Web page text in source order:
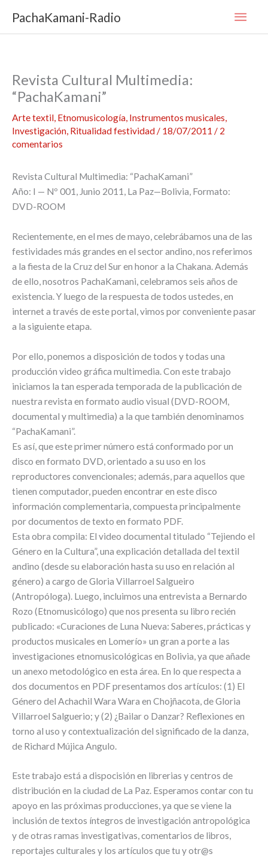
contenido
PachaKamani-Radio
Revista Cultural Multimedia:
“PachaKamani”
Arte textil, Etnomusicología, Instrumentos musicales,
Investigación, Ritualidad festividad/ 18/07/2011 / 2
comentarios
Revista Cultural Multimedia: “PachaKamani”
Año: I — Nº 001, Junio 2011, La Paz—Bolivia, Formato:
DVD-ROOM
Recientemente, en el mes de mayo, celebrábamos una de las
festividades más grandes en el sector andino, nos referimos
a la fiesta de la Cruz del Sur en honor a la Chakana. Además
de ello, nosotros PachaKamani, celebramos seis años de
existencia. Y luego de la respuesta de todos ustedes, en
internet a través de este portal, vimos por conveniente pasar
a la siguiente etapa.
Por ello, ponemos a disposición de todos y todas una
producción video gráfica multimedia. Con este trabajo
iniciamos la tan esperada temporada de la publicación de
nuestra revista en formato audio visual (DVD-ROOM,
documental y multimedia) a la que también denominamos
“PachaKamani”.
Es así, que este primer número está conformado por un
disco en formato DVD, orientado a su uso en los
reproductores convencionales; además, para aquellos que
tienen computador, pueden encontrar en este disco
información complementaria, compuesta principalmente
por documentos de texto en formato PDF.
Esta obra compila: El video documental titulado “Tejiendo el
Género en la Cultura”, una explicación detallada del textil
andino (desde su elaboración hasta su uso en relación al
género) a cargo de Gloria Villarroel Salgueiro
(Antropóloga). Luego, incluimos una entrevista a Bernardo
Rozo (Etnomusicólogo) que nos presenta su libro recién
publicado: «Curaciones de Luna Nueva: Saberes, prácticas y
productos musicales en Lomerío» un gran a porte a las
investigaciones etnomusicológicas en Bolivia, ya que añade
un anexo metodológico en esta área. En lo que respecta a
dos documentos en PDF presentamos dos artículos: (1) El
Género del Achachil Wara Wara en Chojñacota, de Gloria
Villarroel Salguerio; y (2) ¿Bailar o Danzar? Reflexiones en
torno al uso y contextualización del significado de la danza,
de Richard Mújica Angulo.
Este trabajo está a dispocisión en librerias y centros de
distribución en la ciudad de La Paz. Esperamos contar con tu
apoyo en las próximas producciones, ya que se viene la
inclusión de textos íntegros de investigación antropológica
y de otras ramas investigativas, comentarios de libros,
reportajes culturales y los artículos que tu y otr@s